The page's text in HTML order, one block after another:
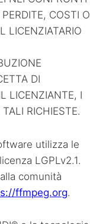
COSTI O
LICENZIATARIO
DI
LICENZIANTE, I
RICHIESTE.
utilizza le
LGPLv2.1.
comunità
ffmpeg.org.